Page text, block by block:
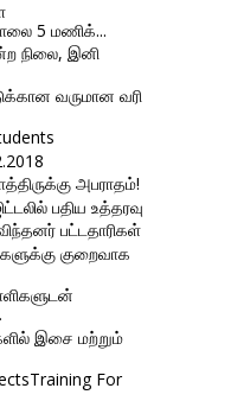
5 மணிக்...
நிலை, இனி
வருமான வரி
அபராதம்!
பதிய உத்தரவு
பட்டதாரிகள்
குறைவாக
இசை மற்றும்
For